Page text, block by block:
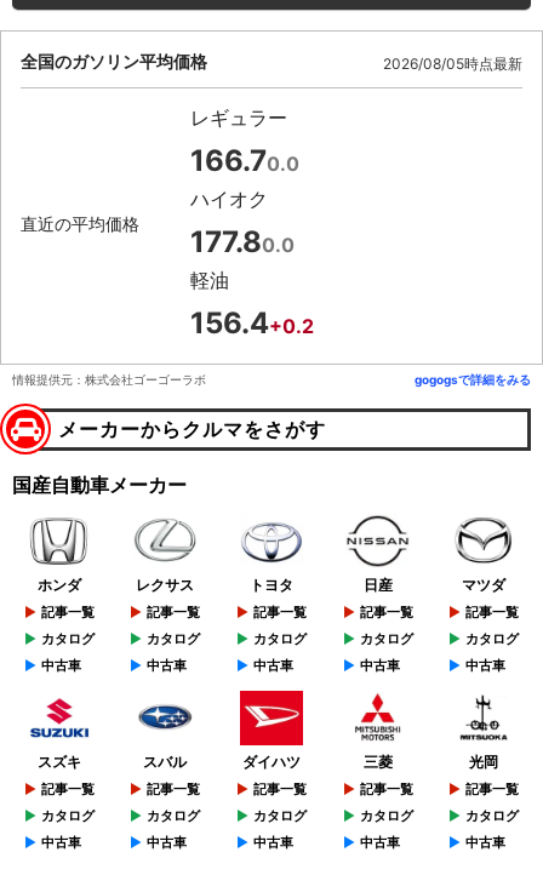
全国のガソリン平均価格 2026/08/05時点最新
直近の平均価格
レギュラー
166.70.0
ハイオク
177.80.0
軽油
156.4+0.2
情報提供元：株式会社ゴーゴーラボ gogogsで詳細をみる
メーカーからクルマをさがす
国産自動車メーカー
ホンダ
記事一覧
カタログ
中古車
レクサス
記事一覧
カタログ
中古車
トヨタ
記事一覧
カタログ
中古車
日産
記事一覧
カタログ
中古車
マツダ
記事一覧
カタログ
中古車
スズキ
記事一覧
カタログ
中古車
スバル
記事一覧
カタログ
中古車
ダイハツ
記事一覧
カタログ
中古車
三菱
記事一覧
カタログ
中古車
光岡
記事一覧
カタログ
中古車